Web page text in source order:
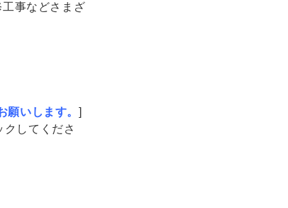
事などさまざ
願いします。]
してくださ